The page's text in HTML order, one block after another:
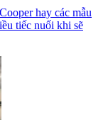
hay các mẫu
tiếc nuối khi sẽ